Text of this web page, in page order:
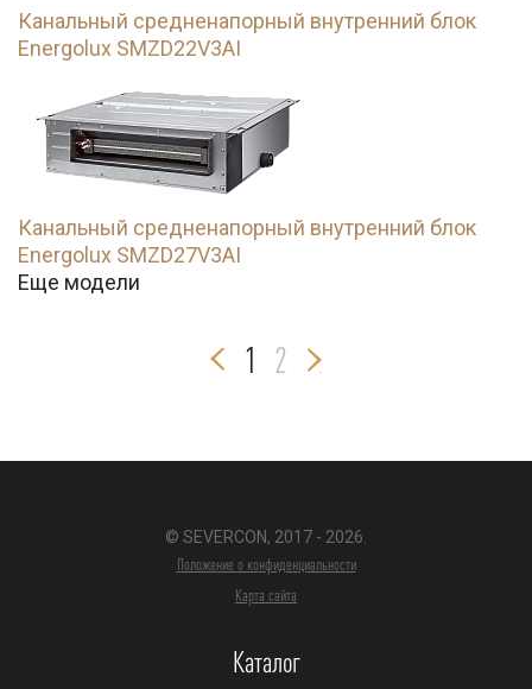
Канальный средненапорный внутренний блок
Energolux SMZD22V3AI
Канальный средненапорный внутренний блок
Energolux SMZD27V3AI
Еще модели
1 2
© SEVERCON, 2017 - 2026.
Положение о конфиденциальности
Карта сайта
Каталог